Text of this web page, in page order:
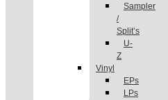
Sampler
/
Split’s
U-
Z
Vinyl
EPs
LPs